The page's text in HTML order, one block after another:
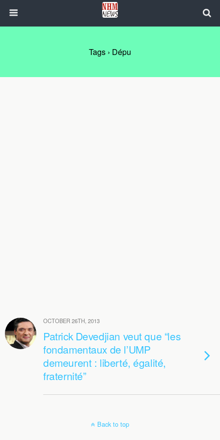
Tags › Dépu
OCTOBER 26TH, 2013
Patrick Devedjian veut que “les
fondamentaux de l’UMP
demeurent : liberté, égalité,
fraternité”
Back to top